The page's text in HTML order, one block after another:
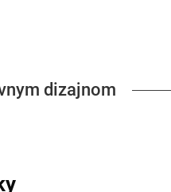
dizajnom